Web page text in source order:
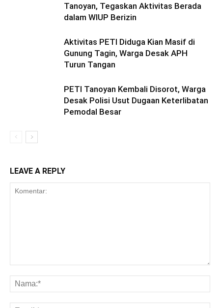
Tanoyan, Tegaskan Aktivitas Berada
dalam WIUP Berizin
Aktivitas PETI Diduga Kian Masif di
Gunung Tagin, Warga Desak APH
Turun Tangan
PETI Tanoyan Kembali Disorot, Warga
Desak Polisi Usut Dugaan Keterlibatan
Pemodal Besar
LEAVE A REPLY